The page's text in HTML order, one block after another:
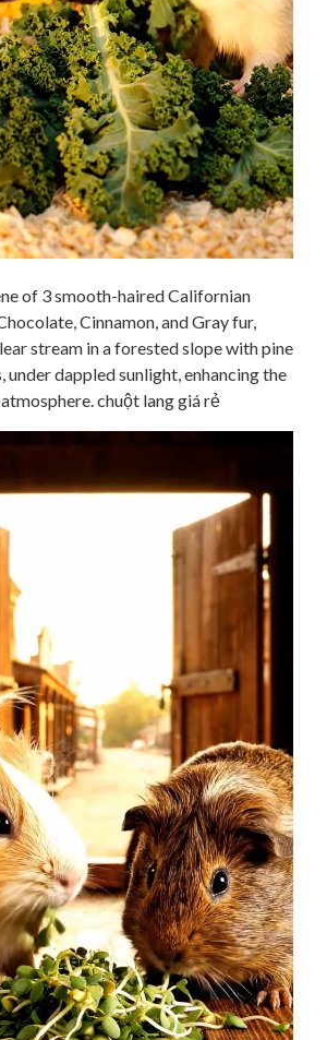
of 3 smooth-haired Californian
Cinnamon, and Gray fur,
stream in a forested slope with pine
under dappled sunlight, enhancing the
chuột lang giá rẻ